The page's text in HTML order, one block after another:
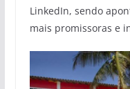
LinkedIn, sendo
mais promissoras e